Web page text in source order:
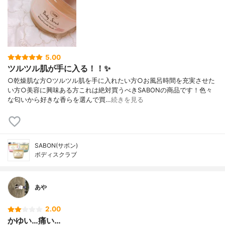
5.00
ツルツル肌が手に入る！！✨
○乾燥肌な方○ツルツル肌を手に入れたい方○お風呂時間を充実させた
い方○美容に興味ある方これは絶対買うべきSABONの商品です！色々
な匂いから好きな香らを選んで買…続きを見る
SABON(サボン)
ボディスクラブ
あや
2.00
かゆい…痛い…